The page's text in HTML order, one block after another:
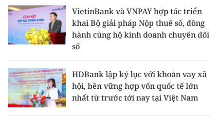
VietinBank và VNPAY hợp tác triển
khai Bộ giải pháp Nộp thuế số, đồng
hành cùng hộ kinh doanh chuyển đổi
số
HDBank lập kỷ lục với khoản vay xã
hội, bền vững hợp vốn quốc tế lớn
nhất từ trước tới nay tại Việt Nam